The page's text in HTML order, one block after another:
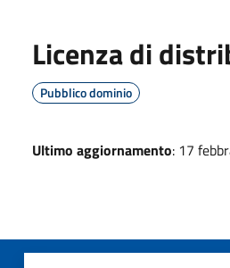
Licenza di
Pubblico dominio
Ultimo aggiornamento: 17